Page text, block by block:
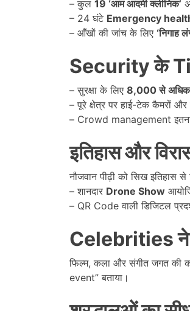
– कुल 19 ‘आम आदमी क्लीनिक’
– 24 घंटे Emergency
– आँखों की जांच के लिए ‘निगाह
Securityके
– सुरक्षा के लिए 8,000से अधिक
– पूरे क्षेत्र पर हाई-टेक कैमरों
– Crowd management इतना
इतिहास और
नौजवान पीढ़ी को सिख इतिहास
– शानदार Drone Show
– QR Code वाली डिजिटल
Celebrities
फिल्म, कला और संगीत जगत की
event” बताया।